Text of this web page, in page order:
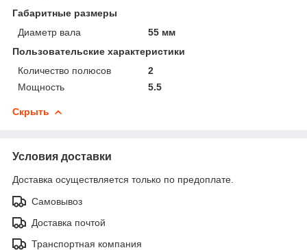
Габаритные размеры
Диаметр вала
55 мм
Пользовательские характеристики
Количество полюсов
2
Мощность
5.5
Скрыть
Условия доставки
Доставка осуществляется только по предоплате.
Самовывоз
Доставка почтой
Транспортная компания